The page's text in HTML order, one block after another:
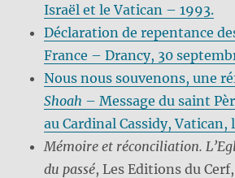
Israël et le Vatican – 1993.
Déclaration de repentance
France – Drancy, 30
Nous nous souvenons, une
Shoah – Message du saint
au Cardinal Cassidy, Vatican,
Mémoire et réconciliation.
du passé, Les Editions du